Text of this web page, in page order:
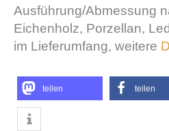
Ausführung/Abmessung
Eichenholz, Porzellan,
im Lieferumfang, weitere
teilen teilen